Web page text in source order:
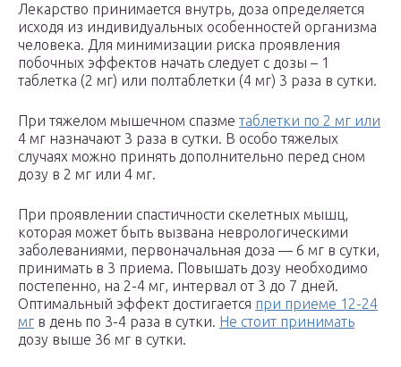
Лекарство принимается внутрь, доза определяется
исходя из индивидуальных особенностей организма
человека. Для минимизации риска проявления
побочных эффектов начать следует с дозы – 1
таблетка (2 мг) или полтаблетки (4 мг) 3 раза в сутки.
При тяжелом мышечном спазме таблетки по 2 мг или
4 мг назначают 3 раза в сутки. В особо тяжелых
случаях можно принять дополнительно перед сном
дозу в 2 мг или 4 мг.
При проявлении спастичности скелетных мышц,
которая может быть вызвана неврологическими
заболеваниями, первоначальная доза — 6 мг в сутки,
принимать в 3 приема. Повышать дозу необходимо
постепенно, на 2-4 мг, интервал от 3 до 7 дней.
Оптимальный эффект достигается при приеме 12-24
мг в день по 3-4 раза в сутки. Не стоит принимать
дозу выше 36 мг в сутки.